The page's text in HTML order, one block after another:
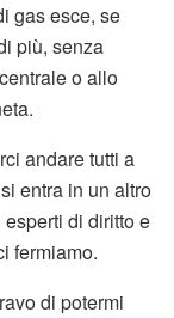
gas esce, se
più, senza
o allo
andare tutti a
entra in un altro
di diritto e
fermiamo.
di potermi